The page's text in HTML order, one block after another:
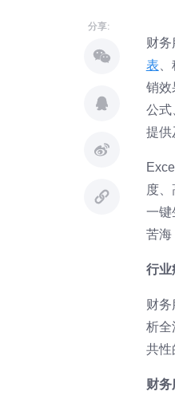
分享:
财
表
销效
公式
提供
度、
一键
苦海
行业
财
析全
共性
财